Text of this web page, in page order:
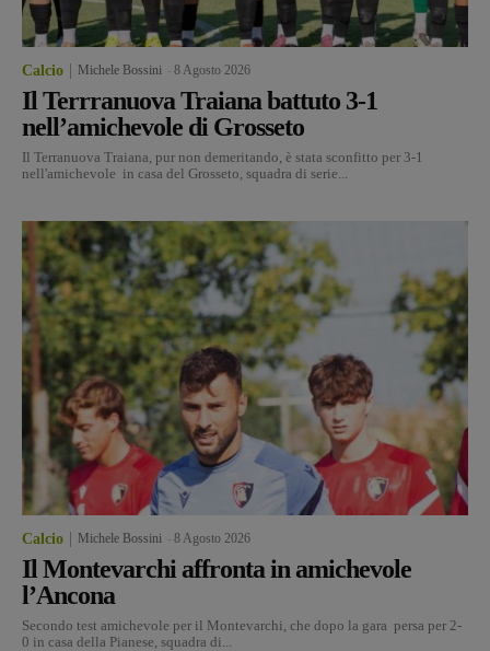
Calcio Michele Bossini 8 Agosto 2026
Il Terrranuova Traiana battuto 3-1
nell’amichevole di Grosseto
Il Terranuova Traiana, pur non demeritando, è stata sconfitto per 3-1
nell'amichevole in casa del Grosseto, squadra di serie...
Calcio Michele Bossini 8 Agosto 2026
Il Montevarchi affronta in amichevole
l’Ancona
Secondo test amichevole per il Montevarchi, che dopo la gara persa per 2-
0 in casa della Pianese, squadra di...